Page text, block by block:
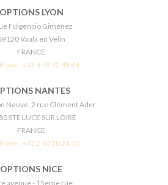
OPTIONS LYON
Fulgencio Gimenez
Vaulx en Velin
FRANCE
:+33 4 78 42 49 64
NANTES
Neuve, 2 rue Clément Ader
STE LUCE SUR LOIRE
FRANCE
:+33 2 40 30 24 30
OPTIONS NICE
avenue - 15ème rue